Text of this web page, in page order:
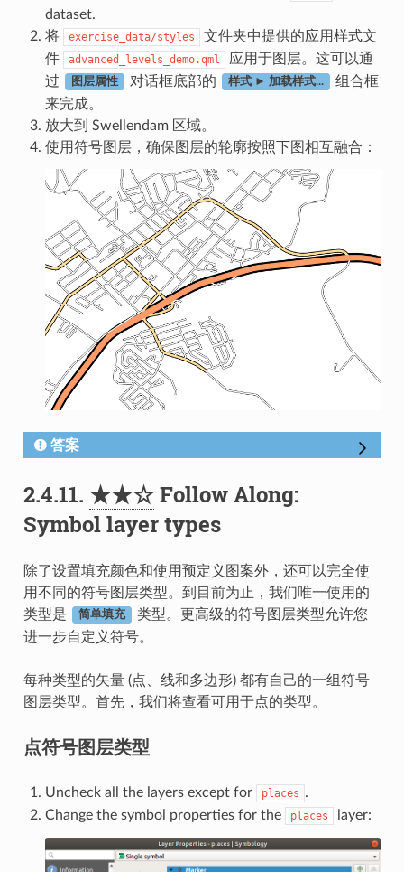
dataset.
将
exercise_data/styles
文件夹中提供的应用样式文
件
advanced_levels_demo.qml
应用于图层。这可以通
过
图层属性 对话框底部的 样式 ► 加载样式...
组合框
来完成。
放大到 Swellendam 区域。
使用符号图层，确保图层的轮廓按照下图相互融合：
答案
2.4.11. ★★☆Follow Along:
Symbol layer types
除了设置填充颜色和使用预定义图案外，还可以完全使
用不同的符号图层类型。到目前为止，我们唯一使用的
类型是
简单填充
类型。更高级的符号图层类型允许您
进一步自定义符号。
每种类型的矢量 (点、线和多边形) 都有自己的一组符号
图层类型。首先，我们将查看可用于点的类型。
点符号图层类型
Uncheck all the layers except for places .
Change the symbol properties for the
places layer: